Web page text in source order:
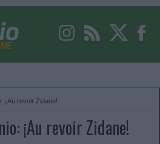
¡Au revoir Zidane!
¡Au revoir Zidane!